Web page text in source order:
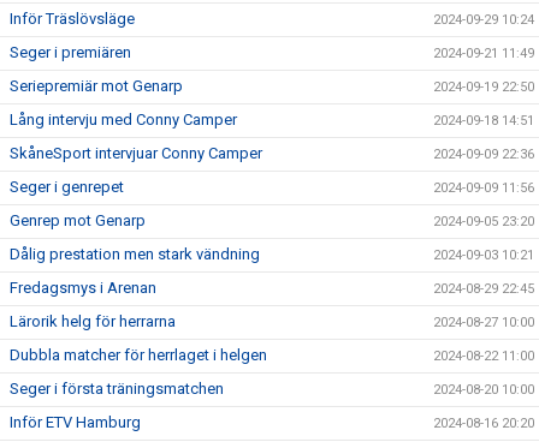
Inför Träslövsläge 2024-09-29 10:24
Seger i premiären 2024-09-21 11:49
Seriepremiär mot Genarp 2024-09-19 22:50
Lång intervju med Conny Camper 2024-09-18 14:51
SkåneSport intervjuar Conny Camper 2024-09-09 22:36
Seger i genrepet 2024-09-09 11:56
Genrep mot Genarp 2024-09-05 23:20
Dålig prestation men stark vändning 2024-09-03 10:21
Fredagsmys i Arenan 2024-08-29 22:45
Lärorik helg för herrarna 2024-08-27 10:00
Dubbla matcher för herrlaget i helgen 2024-08-22 11:00
Seger i första träningsmatchen 2024-08-20 10:00
Inför ETV Hamburg 2024-08-16 20:20